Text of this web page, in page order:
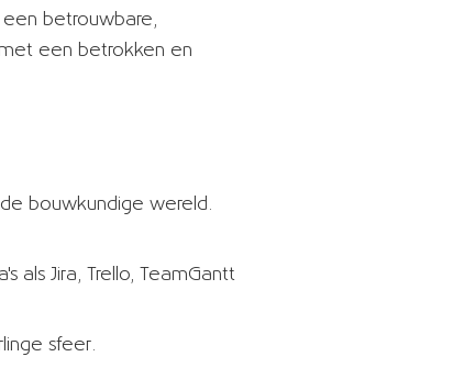
betrouwbare,
een betrokken en
bouwkundige wereld.
als Jira, Trello, TeamGantt
sfeer.